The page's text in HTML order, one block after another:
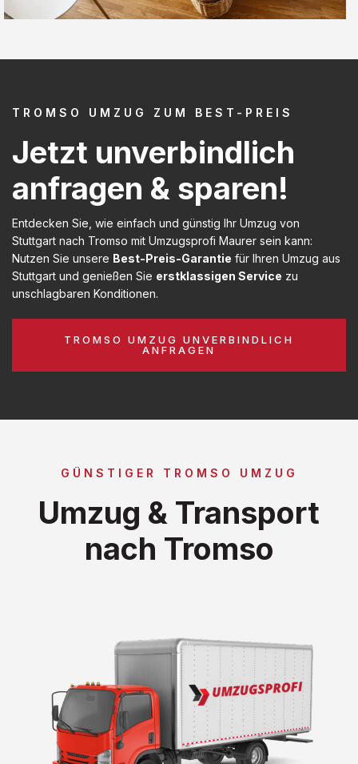
TROMSO UMZUG ZUM BEST-PREIS
Jetzt unverbindlich
anfragen & sparen!
Entdecken Sie, wie einfach und günstig Ihr Umzug von
Stuttgart nach Tromso mit Umzugsprofi Maurer sein kann:
Nutzen Sie unsere Best-Preis-Garantie für Ihren Umzug aus
Stuttgart und genießen Sie erstklassigen Service zu
unschlagbaren Konditionen.
TROMSO UMZUG UNVERBINDLICH
ANFRAGEN
GÜNSTIGER TROMSO UMZUG
Umzug & Transport
nach Tromso